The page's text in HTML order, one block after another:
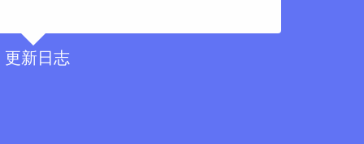
更新日志